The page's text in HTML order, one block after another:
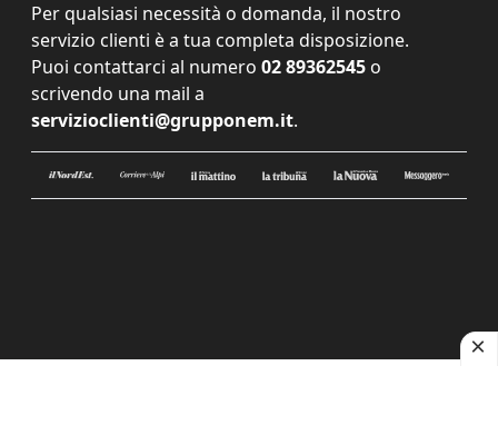
Per qualsiasi necessità o domanda, il nostro
servizio clienti è a tua completa disposizione.
Puoi contattarci al numero 02 89362545 o
scrivendo una mail a
servizioclienti@grupponem.it.